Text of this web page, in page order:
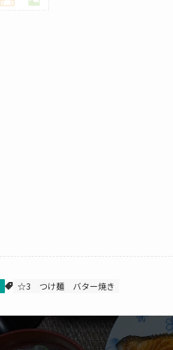
☆3 つけ麺 バター焼き